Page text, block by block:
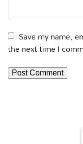
Save my name,
the next time I